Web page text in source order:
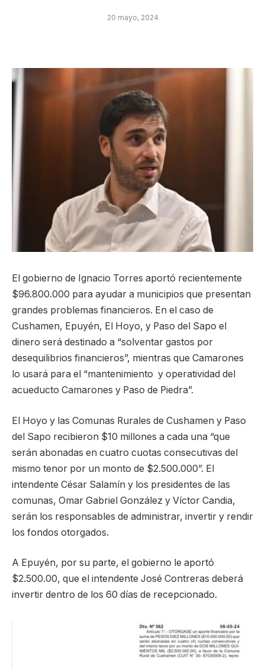
20 mayo, 2024
El gobierno de Ignacio Torres aportó recientemente
$96.800.000 para ayudar a municipios que presentan
grandes problemas financieros. En el caso de
Cushamen, Epuyén, El Hoyo, y Paso del Sapo el
dinero será destinado a “solventar gastos por
desequilibrios financieros”, mientras que Camarones
lo usará para el “mantenimiento y operatividad del
acueducto Camarones y Paso de Piedra”.
El Hoyo y las Comunas Rurales de Cushamen y Paso
del Sapo recibieron $10 millones a cada una “que
serán abonadas en cuatro cuotas consecutivas del
mismo tenor por un monto de $2.500.000”. El
intendente César Salamín y los presidentes de las
comunas, Omar Gabriel González y Víctor Candia,
serán los responsables de administrar, invertir y rendir
los fondos otorgados.
A Epuyén, por su parte, el gobierno le aportó
$2.500.00, que el intendente José Contreras deberá
invertir dentro de los 60 días de recepcionado.